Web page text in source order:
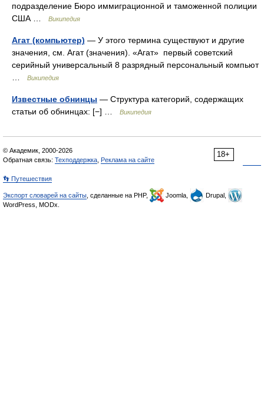
подразделение Бюро иммиграционной и таможенной полиции
США …
Википедия
Агат (компьютер) — У этого термина существуют и другие
значения, см. Агат (значения). «Агат» первый советский
серийный универсальный 8 разрядный персональный компьют
Википедия
Известные обнинцы — Структура категорий, содержащих
статьи об обнинцах: [−] …
Википедия
18+
© Академик, 2000-2026
Обратная связь: Техподдержка Реклама на сайте
👣 Путешествия
Экспорт словарей на сайты , сделанные на PHP, Joomla,
Drupal,
WordPress, MODx.